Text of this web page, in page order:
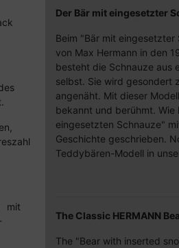
mit
Der Bär mit eingesetzter
Beim "Bär mit
von Max Hermann in den
besteht die Schnauze aus
selbst. Sie wird gesondert
angenäht. Mit dieser
bekannt und berühmt.
eingesetzten Schnauze"
Geschichte geschrieben.
Teddybären-Modell in
The Classic HERMANN
The "Bear with inserted